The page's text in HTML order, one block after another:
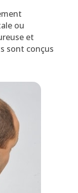
ou
et
sont conçus